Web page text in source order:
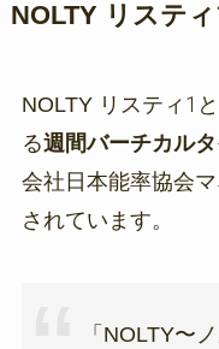
NOLTY リステ
NOLTY リスティ1
る週間バーチカル
会社日本能率協会
されています。
「NOLTY〜